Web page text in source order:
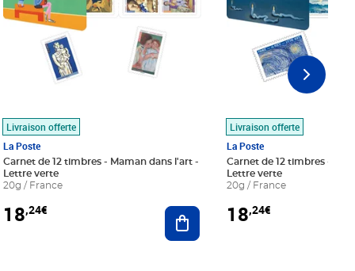
au panier
Livraison offerte
La Poste
Carnet de 12 timbres - Maman dans l'art -
Lettre verte
20g / France
18,24€ Ajouter au panier
Livraison offerte
La Poste
Carnet de 12 timbres - Le
Lettre verte
20g / France
18,24€